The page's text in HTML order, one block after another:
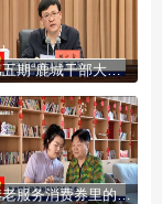
第五期“鹿城干部大讲堂”举行
养老服务消费券里的民生温度